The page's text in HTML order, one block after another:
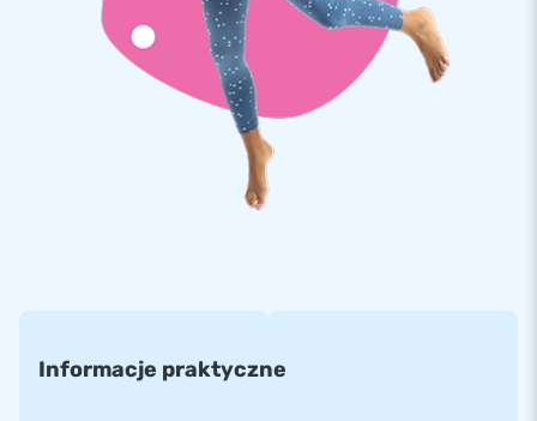
Multifun objęty jest pięcioletnią gwarancją. To przekłada się
na wieloletnią frajdę z zabawy.
Kup tę wyjątkową dmuchaną atrakcję ze zjeżdżalnią i
zapewnij swoim klientom niezapomniane przeżycia!
Już ponad 15 tys. klientów wybrało JB
klienci zawsze mają pewność profesjonalnej obsługi i
Informacje praktyczne